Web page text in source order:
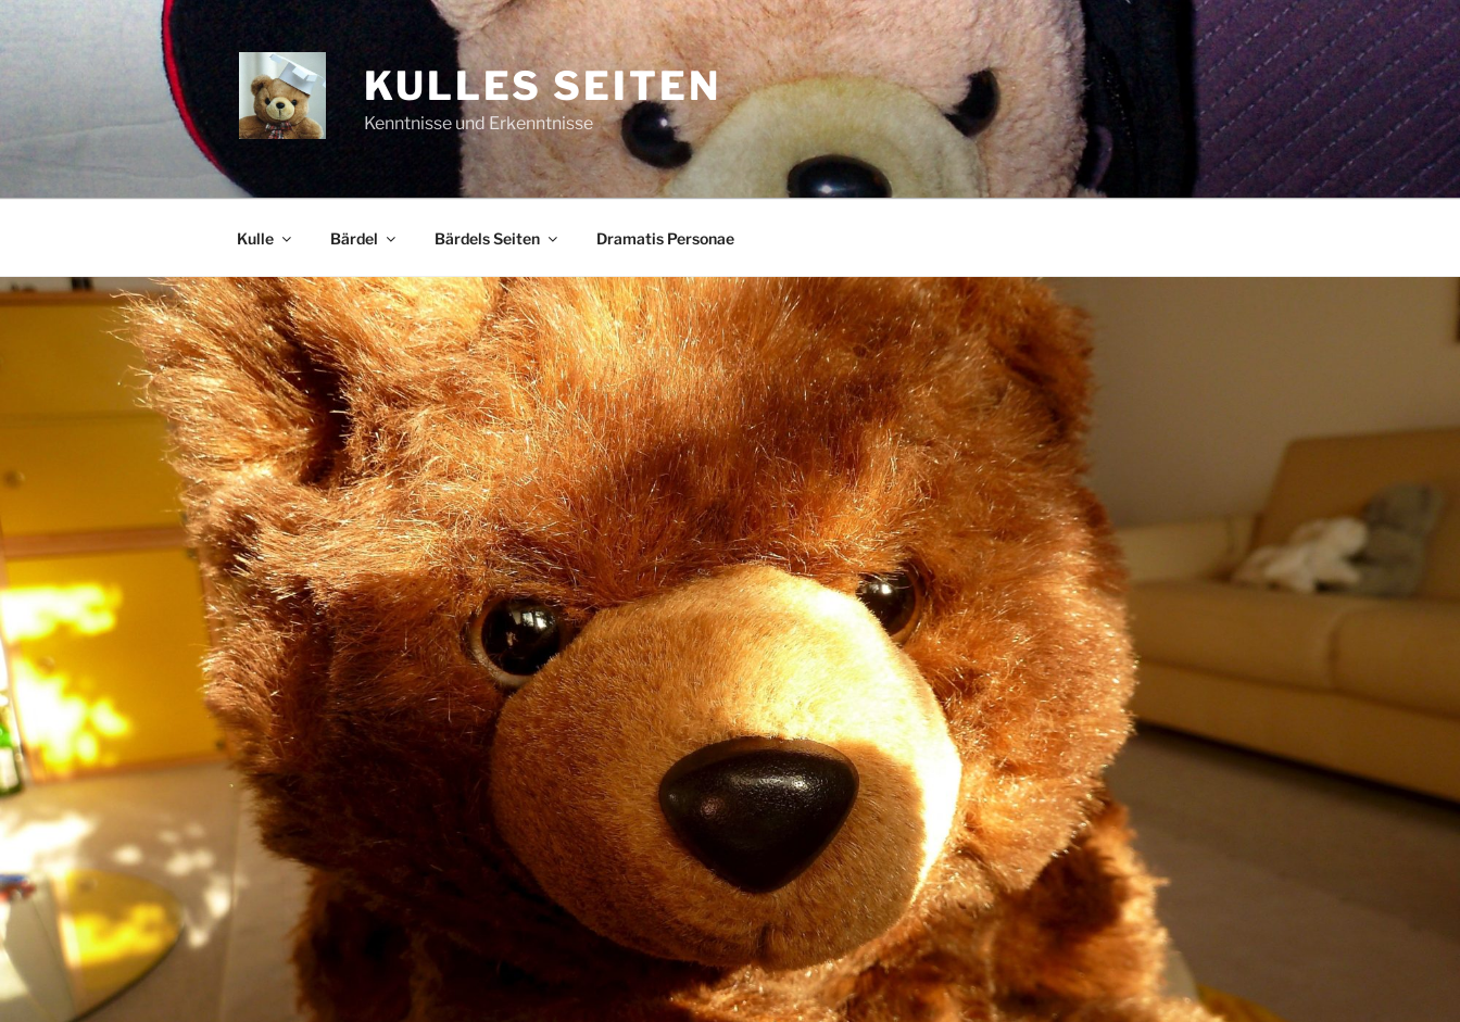
KULLES SEITEN
Kenntnisse und Erkenntnisse
Kulle Bärdel Bärdels Seiten Dramatis Personae